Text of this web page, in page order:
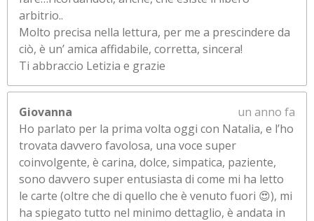
arbitrio..
Molto precisa nella lettura, per me a prescindere da
ciò, è un’ amica affidabile, corretta, sincera!
Ti abbraccio Letizia e grazie
Giovanna
un anno fa
Ho parlato per la prima volta oggi con Natalia, e l’ho
trovata davvero favolosa, una voce super
coinvolgente, è carina, dolce, simpatica, paziente,
sono davvero super entusiasta di come mi ha letto
le carte (oltre che di quello che è venuto fuori 😍), mi
ha spiegato tutto nel minimo dettaglio, è andata in